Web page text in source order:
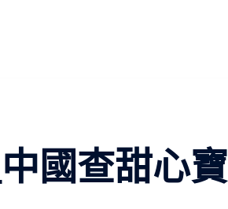
國查甜心寶